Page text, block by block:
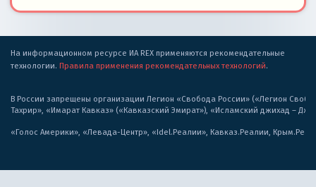
На информационном ресурсе ИА REX применяются рекомендательные
технологии. Правила применения рекомендательных технологий.
В России запрещены организации Легион «Свобода России» («Легион
Тахрир», «Имарат Кавказ» («Кавказский Эмират»), «Исламский джихад –
«Голос Америки», «Левада-Центр», «Idel.Реалии», Кавказ.Реалии,